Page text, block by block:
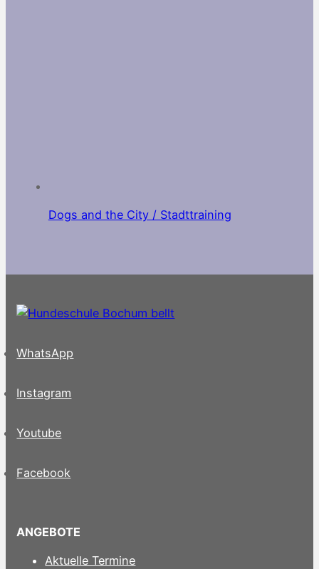
Dogs and the City / Stadttraining
WhatsApp
Instagram
Youtube
Facebook
ANGEBOTE
Aktuelle Termine